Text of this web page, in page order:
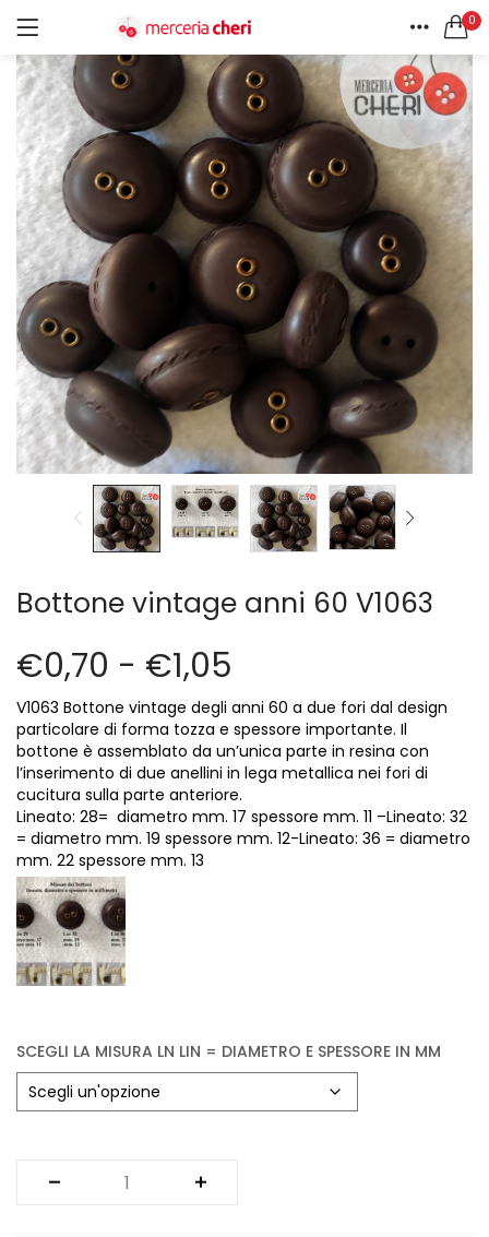
0
HOME
ACCOUNT
ACCEDI REGISTRATI
Ricordami
Password dimenticata?
CERCA IN:
Tutte le categorie
Accessori Design (56)
Accessori merceria (94)
Cesti portalavoro (8)
Aghi e spilli (24)
Applicazioni (26)
Borse (6)
Bottoni Vintage (204)
Lotti di Bottoni vintage (27)
Bottoni/alamari/automatici (46)
Alamari (5)
Calze collant donna (24)
Cappelli (16)
Cerniere lampo / Zip/Fibbie (27)
Elastici (10)
filati cucirini e affini (9)
Fodere (5)
LANA (27)
Minuterie (58)
Nastri, fettucce, cordoni, (49)
Pizzi (11)
Prodotti per la sartoria (34)
Ricamo (119)
Quadri Mezzo Punto (92)
Canovacci Completi di Filati e Ago (24)
Sciarpe (8)
Set di Bottoni Vintage (77)
Swarovski (2)
Vintage (165)
Bottone vintage anni 60 V1063
€0,70 - €1,05
V1063 Bottone vintage degli anni 60 a due fori dal design
particolare di forma tozza e spessore importante. Il
bottone è assemblato da un’unica parte in resina con
l’inserimento di due anellini in lega metallica nei fori di
cucitura sulla parte anteriore.
Lineato: 28= diametro mm. 17 spessore mm. 11 –Lineato: 32
= diametro mm. 19 spessore mm. 12-Lineato: 36 = diametro
mm. 22 spessore mm. 13
SCEGLI LA MISURA LN LIN = DIAMETRO E SPESSORE IN MM